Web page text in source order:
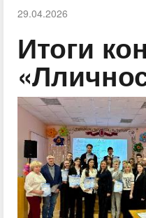
29.04.2026
Итоги